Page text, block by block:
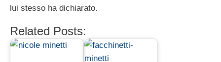
lui stesso ha dichiarato.
Related Posts: